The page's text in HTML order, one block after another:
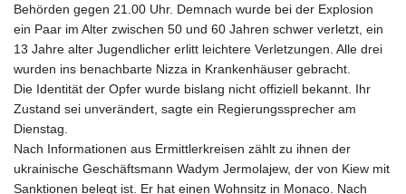
Behörden gegen 21.00 Uhr. Demnach wurde bei der Explosion
ein Paar im Alter zwischen 50 und 60 Jahren schwer verletzt, ein
13 Jahre alter Jugendlicher erlitt leichtere Verletzungen. Alle drei
wurden ins benachbarte Nizza in Krankenhäuser gebracht.
Die Identität der Opfer wurde bislang nicht offiziell bekannt. Ihr
Zustand sei unverändert, sagte ein Regierungssprecher am
Dienstag.
Nach Informationen aus Ermittlerkreisen zählt zu ihnen der
ukrainische Geschäftsmann Wadym Jermolajew, der von Kiew mit
Sanktionen belegt ist. Er hat einen Wohnsitz in Monaco. Nach